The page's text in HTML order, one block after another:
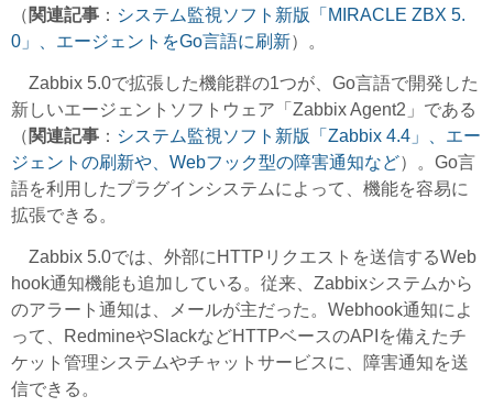
（ 関連記事 ： システム監視ソフト新版「MIRACLE ZBX 5.
0」、エージェントをGo言語に刷新）。
Zabbix 5.0で拡張した機能群の1つが、Go言語で開発した
新しいエージェントソフトウェア「Zabbix Agent2」である
（ 関連記事 ： システム監視ソフト新版「Zabbix 4.4」、エー
ジェントの刷新や、Webフック型の障害通知など）。Go言
語を利用したプラグインシステムによって、機能を容易に
拡張できる。
Zabbix 5.0では、外部にHTTPリクエストを送信するWeb
hook通知機能も追加している。従来、Zabbixシステムから
のアラート通知は、メールが主だった。Webhook通知によ
って、RedmineやSlackなどHTTPベースのAPIを備えたチ
ケット管理システムやチャットサービスに、障害通知を送
信できる。